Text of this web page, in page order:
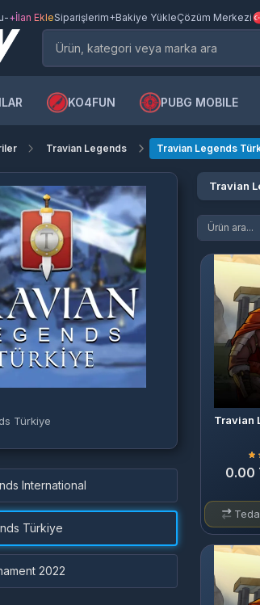
-+İlan EkleSiparişlerim+Bakiye YükleÇözüm Merkezi
KO4FUN PUBG MOBILE
Travian Legends Travian Legends
Türkiye
International
Türkiye
2022
Travian
Travian
0.00